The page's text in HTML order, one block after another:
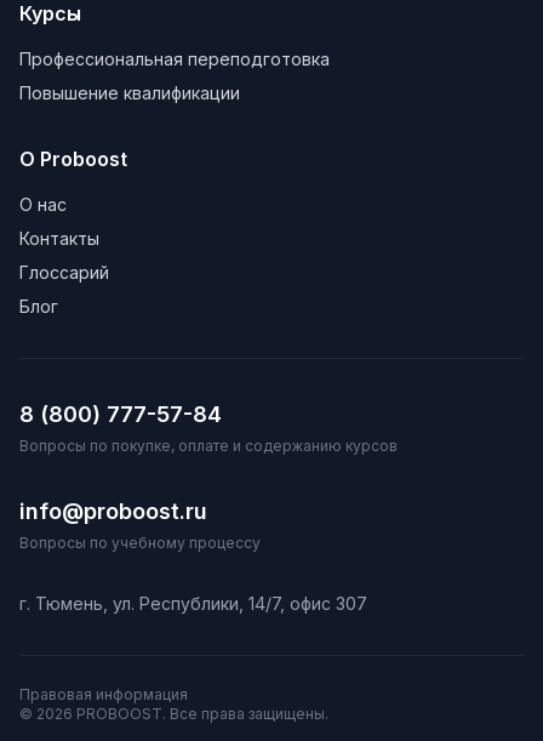
Курсы
Профессиональная переподготовка
Повышение квалификации
О Proboost
О нас
Контакты
Глоссарий
Блог
8 (800) 777-57-84
Вопросы по покупке, оплате и содержанию курсов
info@proboost.ru
Вопросы по учебному процессу
г. Тюмень, ул. Республики, 14/7, офис 307
Правовая информация
© 2026 PROBOOST. Все права защищены.